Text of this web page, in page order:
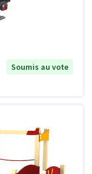
Soumis au vote